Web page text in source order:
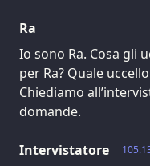
Ra
Io sono Ra. Cosa gli
per Ra? Quale
Chiediamo
domande.
Intervistatore